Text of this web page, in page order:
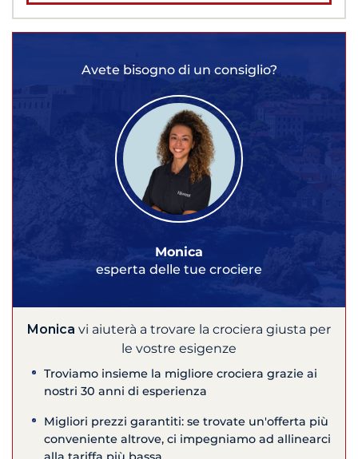
Avete bisogno di un consiglio?
Monica
esperta delle tue crociere
Monica vi aiuterà a trovare la crociera giusta per
le vostre esigenze
Troviamo insieme la migliore crociera grazie ai
nostri 30 anni di esperienza
Migliori prezzi garantiti: se trovate un'offerta più
conveniente altrove, ci impegniamo ad allinearci